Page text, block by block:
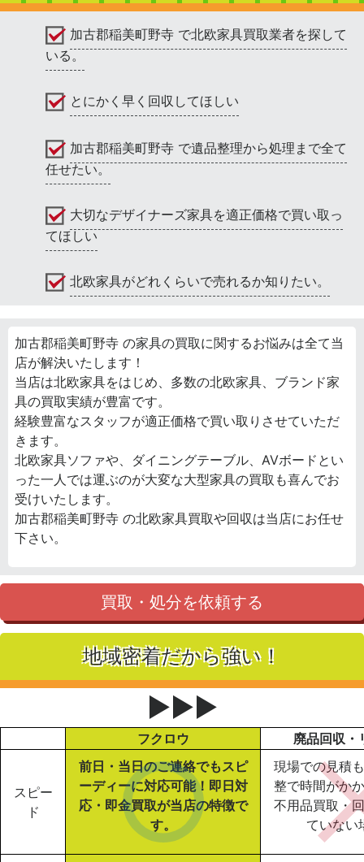
加古郡稲美町野寺 で北欧家具買取業者を探して
いる。
とにかく早く回収してほしい
加古郡稲美町野寺 で遺品整理から処理まで全て
任せたい。
大切なデザイナーズ家具を適正価格で買い取っ
てほしい
北欧家具がどれくらいで売れるか知りたい。
加古郡稲美町野寺 の家具の買取に関するお悩みは全て当
店が解決いたします！
当店は北欧家具をはじめ、多数の北欧家具、ブランド家
具の買取実績が豊富です。
経験豊富なスタッフが適正価格で買い取りさせていただ
きます。
北欧家具ソファや、ダイニングテーブル、AVボードとい
った一人では運ぶのが大変な大型家具の買取も喜んでお
受けいたします。
加古郡稲美町野寺 の北欧家具買取や回収は当店にお任せ
下さい。
買取・処分を依頼する
地域密着だから強い！
▶▶▶
フクロウ 廃品回収・
スピー
ド
前日・当日のご連絡でもスピ
ーディーに対応可能！即日対
応・即金買取が当店の特徴で
す。
現場での見積
整で時間がか
不用品買取・
ていない